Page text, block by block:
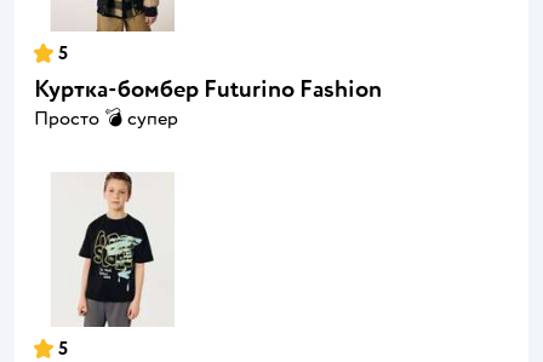
5
Куртка-бомбер Futurino Fashion
Просто 💣 супер
5